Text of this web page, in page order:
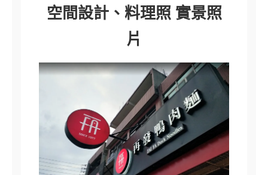
空間設計、料理照 實景照
片